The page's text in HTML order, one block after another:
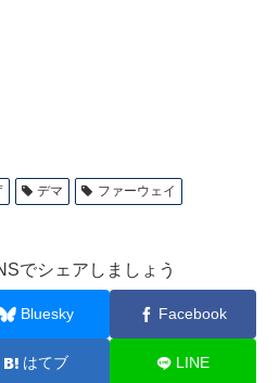
デマ
ファーウェイ
でシェアしましょう
Bluesky Facebook
はてブ LINE